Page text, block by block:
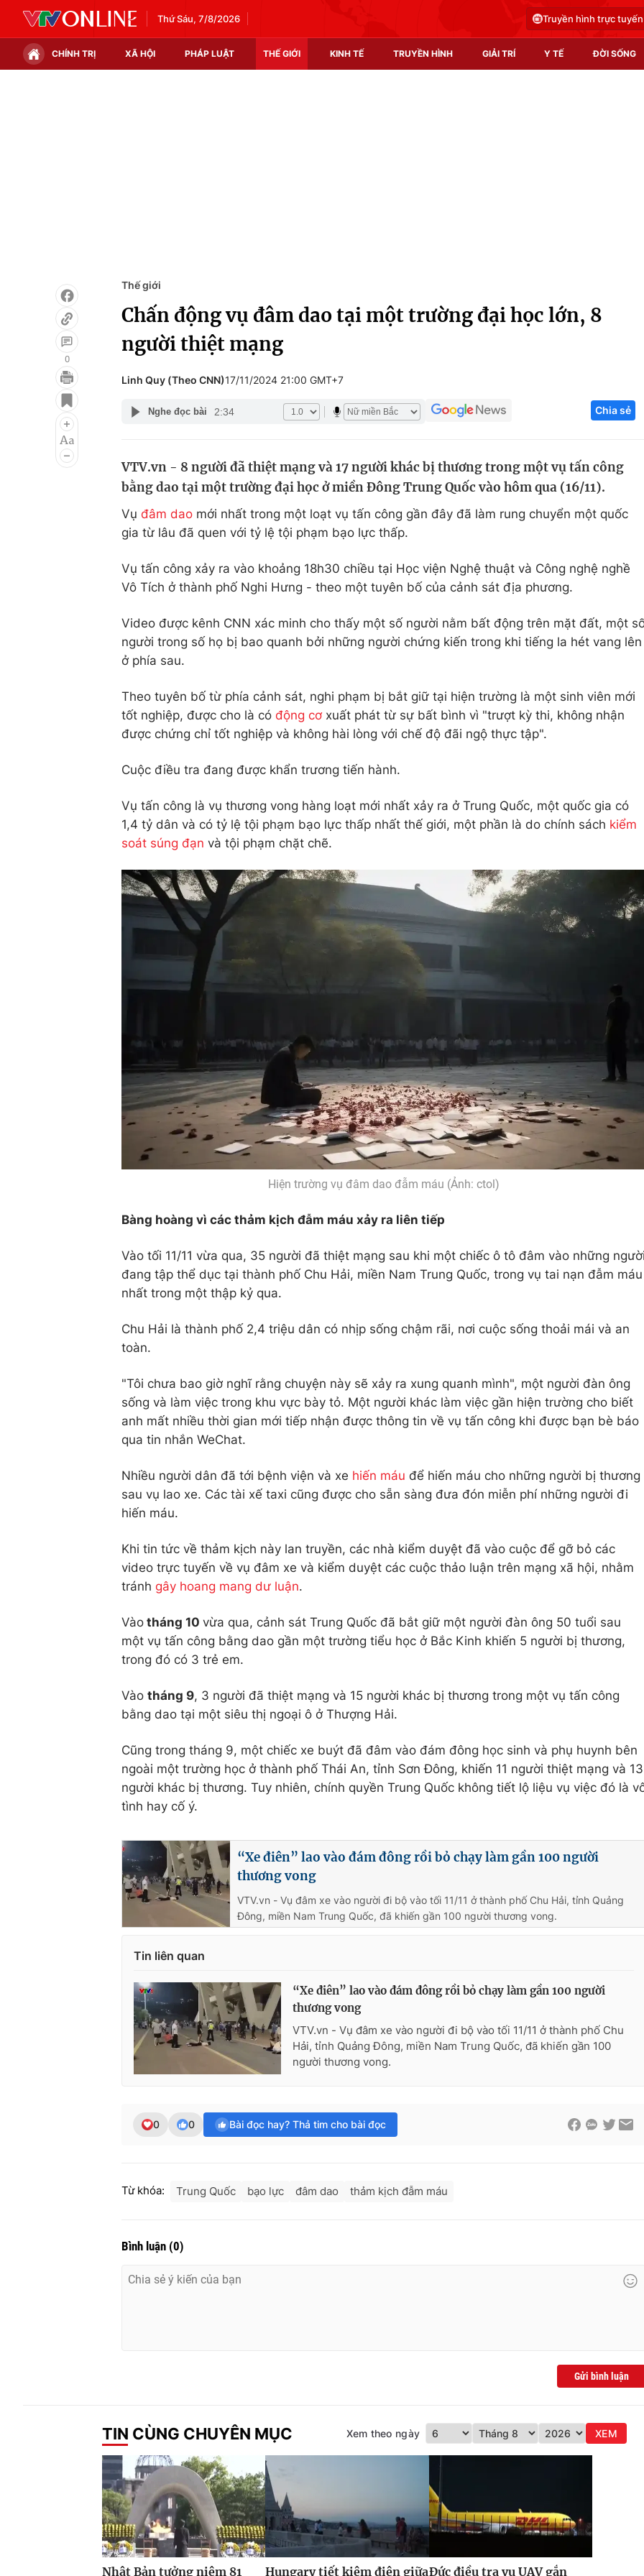
Thứ Sáu, 7/8/2026 Truyền hình trực tuyến
CHÍNH TRỊ XÃ HỘI PHÁP LUẬT THẾ GIỚI KINH TẾ TRUYỀN HÌNH GIẢI TRÍ Y TẾ ĐỜI SỐNG
Infographic
Điện ảnh
Âm nhạc
Du lịch
Chất lượng cuộc sống
Tuyển sinh
Hitech Công
Thị trường
0
Thế giới
Chấn động vụ đâm dao tại một trường đại học lớn, 8
người thiệt mạng
Linh Quy (Theo CNN)17/11/2024 21:00 GMT+7
Nghe đọc bài 2:34 Chia sẻ
VTV.vn - 8 người đã thiệt mạng và 17 người khác bị thương trong một vụ tấn công
bằng dao tại một trường đại học ở miền Đông Trung Quốc vào hôm qua (16/11).
Vụ đâm dao mới nhất trong một loạt vụ tấn công gần đây đã làm rung chuyển một quốc
gia từ lâu đã quen với tỷ lệ tội phạm bạo lực thấp.
Vụ tấn công xảy ra vào khoảng 18h30 chiều tại Học viện Nghệ thuật và Công nghệ nghề
Vô Tích ở thành phố Nghi Hưng - theo một tuyên bố của cảnh sát địa phương.
Video được kênh CNN xác minh cho thấy một số người nằm bất động trên mặt đất, một
người trong số họ bị bao quanh bởi những người chứng kiến ​​trong khi tiếng la hét vang lên
ở phía sau.
Theo tuyên bố từ phía cảnh sát, nghi phạm bị bắt giữ tại hiện trường là một sinh viên mới
tốt nghiệp, được cho là có động cơxuất phát từ sự bất bình vì "trượt kỳ thi, không nhận
được chứng chỉ tốt nghiệp và không hài lòng với chế độ đãi ngộ thực tập".
Cuộc điều tra đang được khẩn trương tiến hành.
Vụ tấn công là vụ thương vong hàng loạt mới nhất xảy ra ở Trung Quốc, một quốc gia có
1,4 tỷ dân và có tỷ lệ tội phạm bạo lực thấp nhất thế giới, một phần là do chính sách kiểm
soát súng đạn và tội phạm chặt chẽ.
Hiện trường vụ đâm dao đẫm máu (Ảnh: ctol)
Bàng hoàng vì các thảm kịch đẫm máu xảy ra liên tiếp
Vào tối 11/11 vừa qua, 35 người đã thiệt mạng sau khi một chiếc ô tô đâm vào những
đang tập thể dục tại thành phố Chu Hải, miền Nam Trung Quốc, trong vụ tai nạn đẫm máu
nhất trong một thập kỷ qua.
Chu Hải là thành phố 2,4 triệu dân có nhịp sống chậm rãi, nơi cuộc sống thoải mái và an
toàn.
"Tôi chưa bao giờ nghĩ rằng chuyện này sẽ xảy ra xung quanh mình", một người đàn ông
sống và làm việc trong khu vực bày tỏ. Một người khác làm việc gần hiện trường cho biết
anh mất nhiều thời gian mới tiếp nhận được thông tin về vụ tấn công khi được bạn bè báo
qua tin nhắn WeChat.
Nhiều người dân đã tới bệnh viện và xe hiến máu để hiến máu cho những người bị thương
sau vụ lao xe. Các tài xế taxi cũng được cho sẵn sàng đưa đón miễn phí những người đi
hiến máu.
Khi tin tức về thảm kịch này lan truyền, các nhà kiểm duyệt đã vào cuộc để gỡ bỏ các
video trực tuyến về vụ đâm xe và kiểm duyệt các cuộc thảo luận trên mạng xã hội, nhằm
tránh gây hoang mang dư luận.
Vào tháng 10 vừa qua, cảnh sát Trung Quốc đã bắt giữ một người đàn ông 50 tuổi sau
một vụ tấn công bằng dao gần một trường tiểu học ở Bắc Kinh khiến 5 người bị thương,
trong đó có 3 trẻ em.
Vào tháng 9, 3 người đã thiệt mạng và 15 người khác bị thương trong một vụ tấn công
bằng dao tại một siêu thị ngoại ô ở Thượng Hải.
Cũng trong tháng 9, một chiếc xe buýt đã đâm vào đám đông học sinh và phụ huynh bên
ngoài một trường học ở thành phố Thái An, tỉnh Sơn Đông, khiến 11 người thiệt mạng và 13
người khác bị thương. Tuy nhiên, chính quyền Trung Quốc không tiết lộ liệu vụ việc đó là
tình hay cố ý.
“Xe điên” lao vào đám đông rồi bỏ chạy làm gần 100 người
thương vong
VTV.vn - Vụ đâm xe vào người đi bộ vào tối 11/11 ở thành phố Chu Hải, tỉnh Quảng
Đông, miền Nam Trung Quốc, đã khiến gần 100 người thương vong.
Tin liên quan
“Xe điên” lao vào đám đông rồi bỏ chạy làm gần 100 người
thương vong
VTV.vn - Vụ đâm xe vào người đi bộ vào tối 11/11 ở thành phố Chu
Hải, tỉnh Quảng Đông, miền Nam Trung Quốc, đã khiến gần 100
người thương vong.
0 0 Bài đọc hay? Thả tim cho bài đọc
Từ khóa: Trung Quốc bạo lực đâm dao thảm kịch đẫm máu
Bình luận (0)
Gửi bình luận
TIN CÙNG CHUYÊN MỤC Xem theo ngày XEM
Nhật Bản tưởng niệm 81 Hungary tiết kiệm điện giữaĐức điều tra vụ UAV gắn